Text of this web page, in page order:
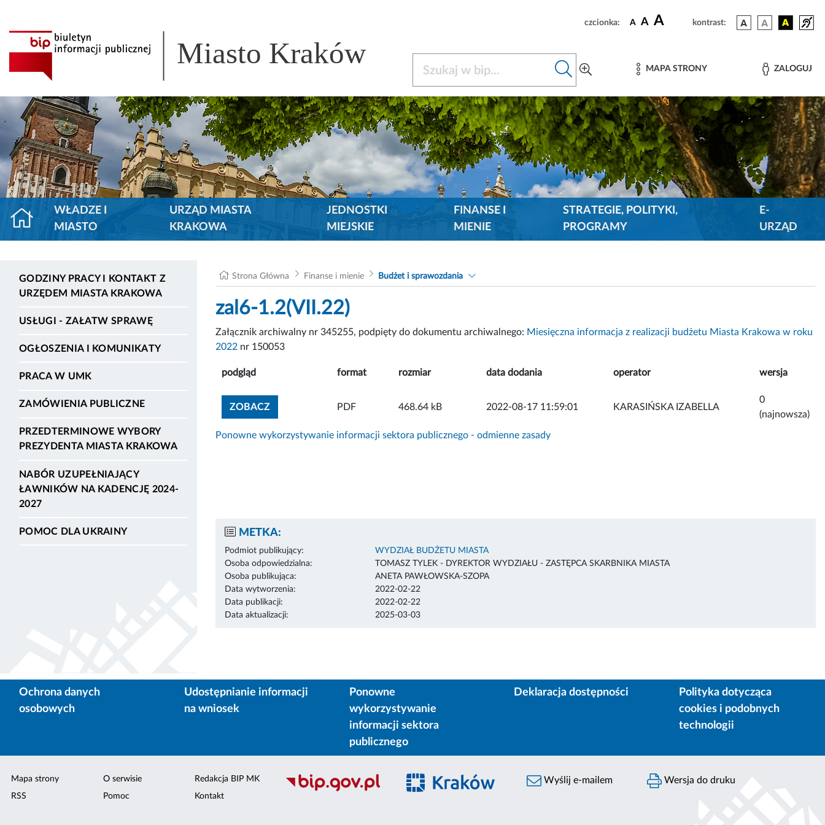
czcionka: A A A kontrast:
Miasto Kraków MAPA STRONY ZALOGUJ
WŁADZE I
MIASTO
URZĄD MIASTA
KRAKOWA
JEDNOSTKI
MIEJSKIE
FINANSE I
MIENIE
STRATEGIE, POLITYKI,
PROGRAMY
E-
URZĄD
GODZINY PRACY I KONTAKT Z
URZĘDEM MIASTA KRAKOWA
USŁUGI - ZAŁATW SPRAWĘ
OGŁOSZENIA I KOMUNIKATY
PRACA W UMK
ZAMÓWIENIA PUBLICZNE
PRZEDTERMINOWE WYBORY
PREZYDENTA MIASTA KRAKOWA
NABÓR UZUPEŁNIAJĄCY
ŁAWNIKÓW NA KADENCJĘ 2024-
2027
POMOC DLA UKRAINY
Strona Główna Finanse i mienie Budżet i sprawozdania
zal6-1.2(VII.22)
Załącznik archiwalny nr 345255, podpięty do dokumentu archiwalnego: Miesięczna informacja z realizacji budżetu Miasta Krakowa w roku
2022 nr 150053
podgląd format rozmiar data dodania operator wersja
ZOBACZZOBACZ ZAŁĄCZNIK
PDF 468.64 kB 2022-08-17 11:59:01 KARASIŃSKA IZABELLA
0
(najnowsza)
Ponowne wykorzystywanie informacji sektora publicznego - odmienne zasady
METKA:
Podmiot publikujący:
WYDZIAŁ BUDŻETU MIASTA
Osoba odpowiedzialna:
TOMASZ TYLEK - DYREKTOR WYDZIAŁU - ZASTĘPCA SKARBNIKA MIASTA
Osoba publikująca:
ANETA PAWŁOWSKA-SZOPA
Data wytworzenia:
2022-02-22
Data publikacji:
2022-02-22
Data aktualizacji:
2025-03-03
Ochrona danych
osobowych
Udostępnianie informacji
na wniosek
Ponowne
wykorzystywanie
informacji sektora
publicznego
Deklaracja dostępności
Polityka dotycząca
cookies i podobnych
technologii
Mapa strony
RSS
O serwisie
Pomoc
Redakcja BIP MK
Kontakt
Wyślij e-mailem Wersja do druku